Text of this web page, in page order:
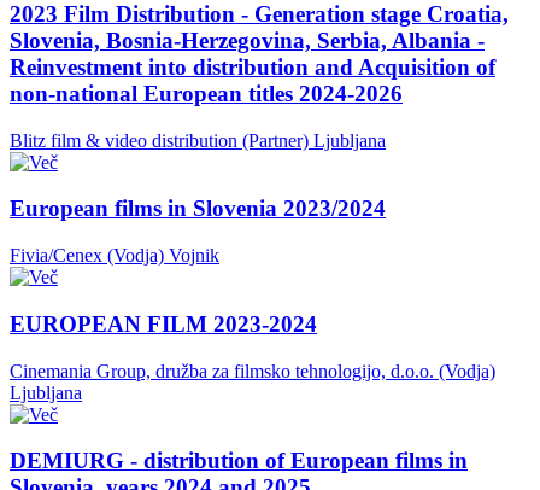
2023 Film Distribution - Generation stage Croatia,
Slovenia, Bosnia-Herzegovina, Serbia, Albania -
Reinvestment into distribution and Acquisition of
non-national European titles 2024-2026
Blitz film & video distribution (Partner) Ljubljana
European films in Slovenia 2023/2024
Fivia/Cenex (Vodja) Vojnik
EUROPEAN FILM 2023-2024
Cinemania Group, družba za filmsko tehnologijo, d.o.o. (Vodja)
Ljubljana
DEMIURG - distribution of European films in